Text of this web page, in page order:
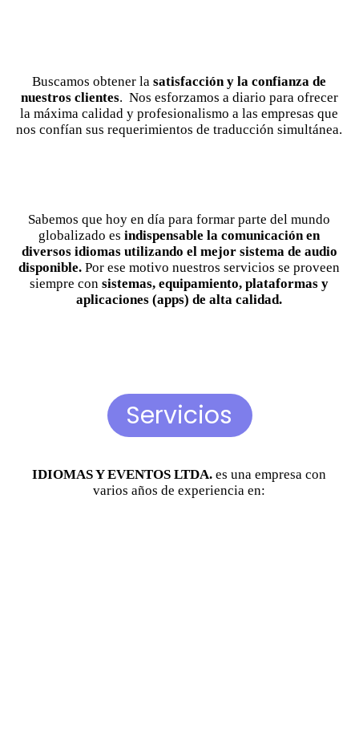
Buscamos obtener lasatisfacción y la confianza de
nuestros clientes. Nos esforzamos a diario para ofrecer
la máxima calidad y profesionalismo a las empresas que
nos confían sus requerimientos de traducción simultánea.
Sabemos que hoy en día para formar parte del mundo
globalizado es indispensable la comunicación en
diversos idiomas utilizando el mejor sistema de audio
disponible. Por ese motivo nuestros servicios se proveen
siempre consistemas, equipamiento, plataformas y
aplicaciones (apps) de alta calidad.
Servicios
IDIOMAS Y EVENTOS LTDA. es una empresa con
varios años de experiencia en: